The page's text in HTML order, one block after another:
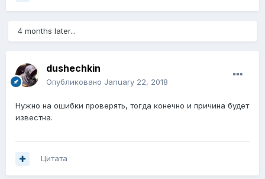
4 months later...
dushechkin
Опубликовано January 22, 2018
Нужно на ошибки проверять, тогда конечно и причина будет
известна.
Цитата